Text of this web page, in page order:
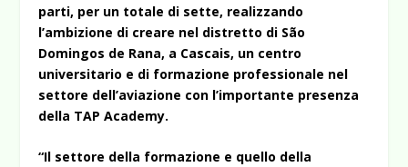
parti, per un totale di sette, realizzando
l’ambizione di creare nel distretto di São
Domingos de Rana, a Cascais, un centro
universitario e di formazione professionale nel
settore dell’aviazione con l’importante presenza
della TAP Academy.
“Il settore della formazione e quello della